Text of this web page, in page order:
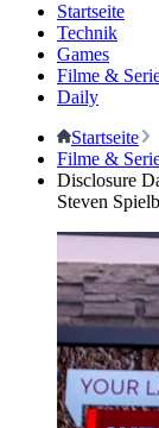
Startseite
Technik
Games
Filme &
Daily
Startseite
Filme &
Disclosure
Steven